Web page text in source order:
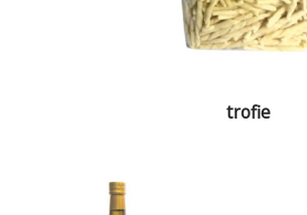
trofie